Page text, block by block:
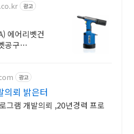
광고
에어리벳건
공구
광고
의뢰 밝은터
그램 개발의뢰 ,20년경력 프로